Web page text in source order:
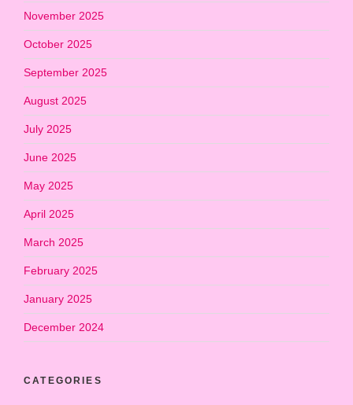
November 2025
October 2025
September 2025
August 2025
July 2025
June 2025
May 2025
April 2025
March 2025
February 2025
January 2025
December 2024
CATEGORIES